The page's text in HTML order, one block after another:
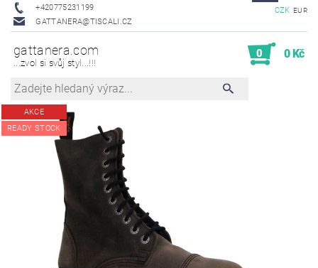
+420775231199
GATTANERA@TISCALI.CZ
CZK EUR
gattanera.com
...zvol si svůj styl...!!!
0 0 Kč
AKCE
READY STOCK